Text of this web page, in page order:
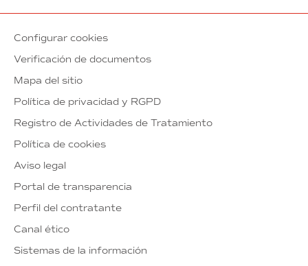
Configurar cookies
Verificación de documentos
Mapa del sitio
Política de privacidad y RGPD
Registro de Actividades de Tratamiento
Política de cookies
Aviso legal
Portal de transparencia
Perfil del contratante
Canal ético
Sistemas de la información